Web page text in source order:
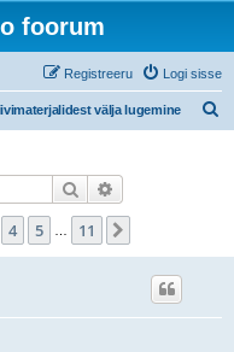
foorum
Logi sisse
Registreeru
välja lugemine
Otsi
4 5 11